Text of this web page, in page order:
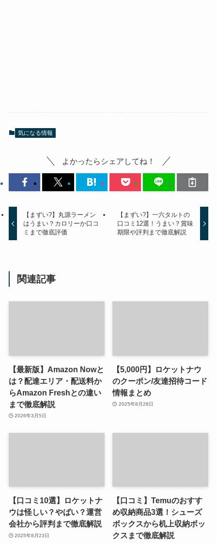
気になる情報
よかったらシェアしてね！
【まずい?】丸源ラーメン
はうまい？カロリーか口コ
ミまで徹底評価
【まずい?】一六タルトの
口コミ12選！うまい？賞味
期限や評判まで徹底解説
関連記事
【最新版】Amazon Nowと
は？配達エリア・配送料か
らAmazon Freshとの違い
まで徹底解説
2026年3月5日
【5,000円】ロケットナウ
のクーポン/友達招待コード
情報まとめ
2025年8月28日
【口コミ10選】ロケットナ
ウは怪しい？やばい？運営
会社から評判まで徹底解説
2025年8月23日
【口コミ】Temuのおすす
め収納商品3選！シューズ
ボックスから机上収納ボッ
クスまで徹底解説